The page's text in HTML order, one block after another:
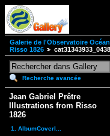
Galerie de l'Observatoire
Risso 1826
cat31343933_0438
Recherche avancée
Jean Gabriel Prêtre
Illustrations from Risso
1826
1. AlbumCoverI...